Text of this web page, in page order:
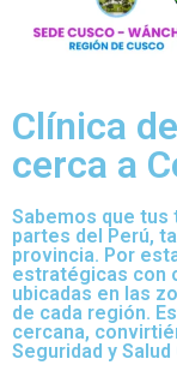
Clínica
cerca a
Sabemos que tus
partes del Perú,
provincia. Por
estratégicas con
ubicadas en las
de cada región.
cercana,
Seguridad y